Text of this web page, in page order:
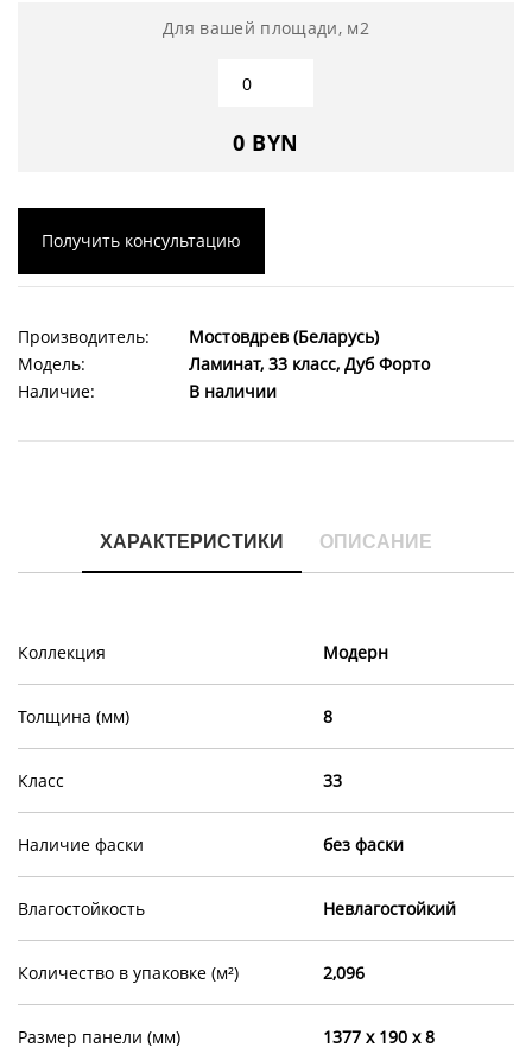
Для вашей площади, м2
0 BYN
Получить консультацию
Производитель:
Мостовдрев (Беларусь)
Модель:
Ламинат, 33 класс, Дуб Форто
Наличие:
В наличии
ХАРАКТЕРИСТИКИ ОПИСАНИЕ
Коллекция Модерн
Толщина (мм) 8
Класс 33
Наличие фаски без фаски
Влагостойкость Невлагостойкий
Количество в упаковке (м²) 2,096
Размер панели (мм) 1377 х 190 х 8